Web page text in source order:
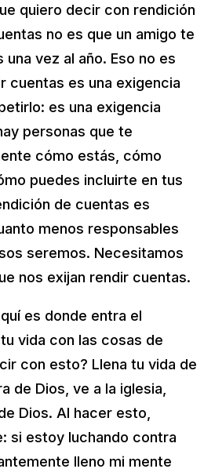
quiero decir con rendición
no es que un amigo te
vez al año. Eso no es
cuentas es una exigencia
es una exigencia
personas que te
cómo estás, cómo
puedes incluirte en tus
de cuentas es
menos responsables
seremos. Necesitamos
nos exijan rendir cuentas.
es donde entra el
vida con las cosas de
con esto? Llena tu vida de
de Dios, ve a la iglesia,
Dios. Al hacer esto,
si estoy luchando contra
lleno mi mente